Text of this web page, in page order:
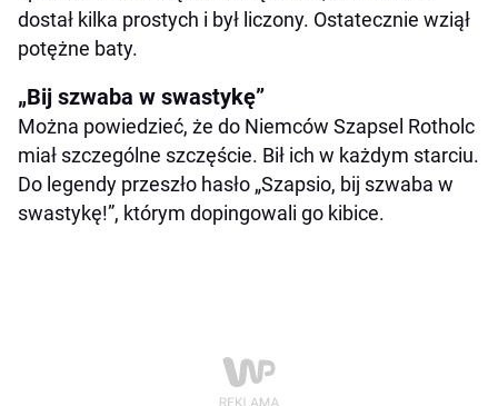
dostał kilka prostych i był liczony. Ostatecznie wziął
potężne baty.
„Bij szwaba w swastykę”
Można powiedzieć, że do Niemców Szapsel Rotholc
miał szczególne szczęście. Bił ich w każdym starciu.
Do legendy przeszło hasło „Szapsio, bij szwaba w
swastykę!”, którym dopingowali go kibice.